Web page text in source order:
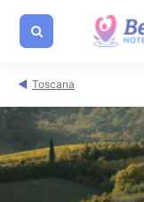
Toscana